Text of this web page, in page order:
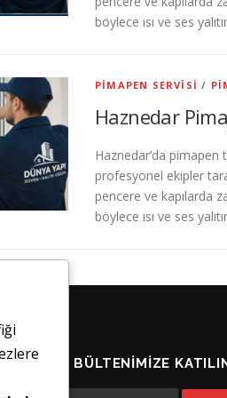
böylece ısı ve ses
PIMAPEN SERVISI /
Haznedar
Haznedar’da pimapen
profesyonel ekipler
pencere ve kapılarda
böylece ısı ve ses
HABER BÜLTENIMIZE